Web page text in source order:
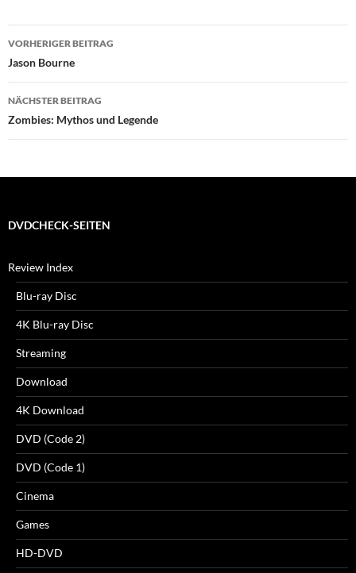
Beitragsnavigation
VORHERIGER BEITRAG
Jason Bourne
NÄCHSTER BEITRAG
Zombies: Mythos und Legende
DVDCHECK-SEITEN
Review Index
Blu-ray Disc
4K Blu-ray Disc
Streaming
Download
4K Download
DVD (Code 2)
DVD (Code 1)
Cinema
Games
HD-DVD